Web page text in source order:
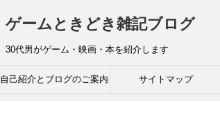
ゲームときどき雑記ブログ
30代男がゲーム・映画・本を紹介します
自己紹介とブログのご案内 サイトマップ